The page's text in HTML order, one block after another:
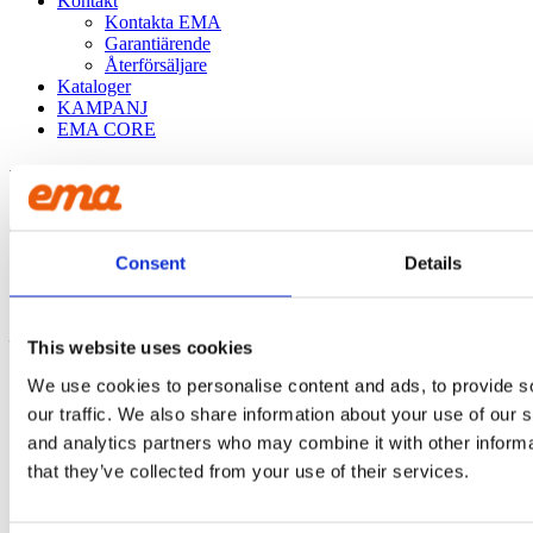
Consent Details
This website uses cookies
We use cookies to personalise content and ads, to provide
our traffic. We also share information about your use of our
and analytics partners who may combine it with other
that they’ve collected from your use of their services.
Kontakta EMA
Garantiärende
Återförsäljare
Kataloger
KAMPANJ
EMA CORE
Vad letar du efter?
– 1840mm – G90
Skicka iväg din förfrågan genom att fylla in dina kontaktuppgifter
Produkt
Namn